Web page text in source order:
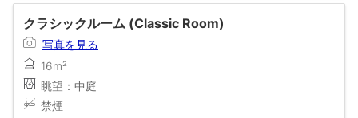
クラシックルーム (Classic Room)
写真を見る
16m²
眺望：中庭
禁煙